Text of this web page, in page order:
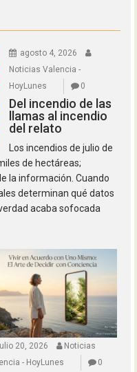
agosto 4, 2026
Noticias Valencia -
HoyLunes
0
Del incendio de las
llamas al incendio
del relato
Los incendios de julio de
de hectáreas;
la información. Cuando
determinan qué datos
acaba sofocada
20, 2026
Noticias
- HoyLunes
0